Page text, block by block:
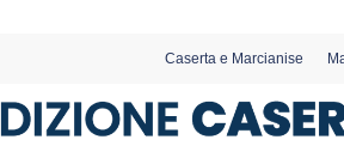
Caserta e Marcianise